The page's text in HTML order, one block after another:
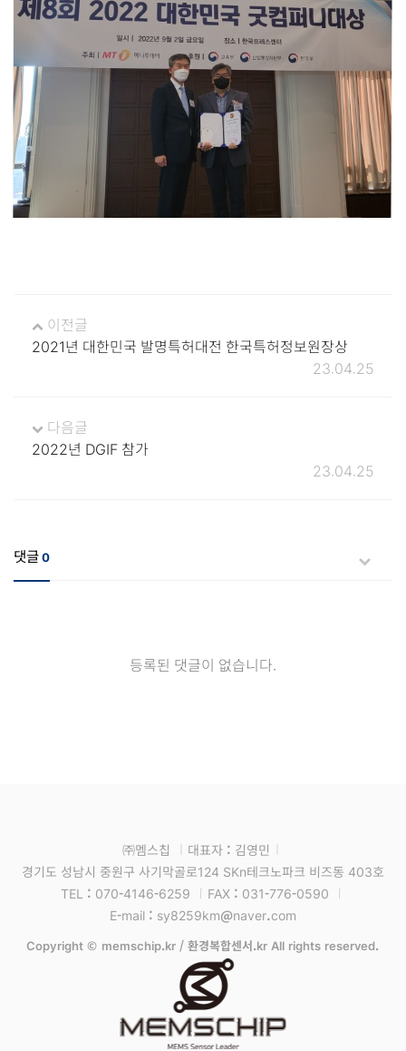
이전글
2021년 대한민국 발명특허대전 한국특허정보원장상
23.04.25
다음글
2022년 DGIF 참가
23.04.25
댓글0
등록된 댓글이 없습니다.
㈜멤스칩
대표자 : 김영민
경기도 성남시 중원구 사기막골로124 SKn테크노파크 비즈동 403호
TEL : 070-4146-6259
FAX : 031-776-0590
E-mail : sy8259km@naver.com
Copyright © memschip.kr / 환경복합센서.kr All rights reserved.